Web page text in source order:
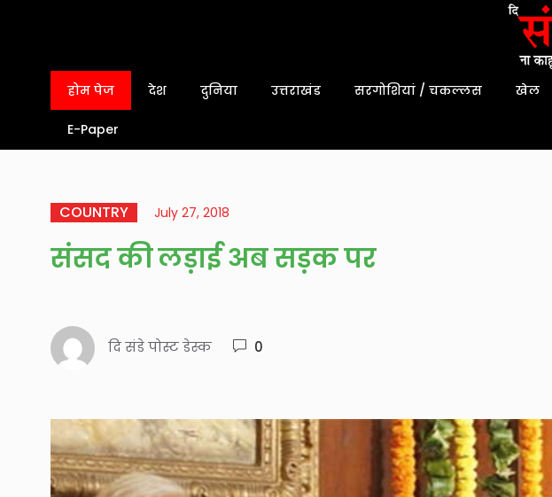
होम पेज देश दुनिया उत्तराखंड सरगोशियां / चकल्लस खेल
E-Paper
COUNTRY July 27, 2018
संसद की लड़ाई अब सड़क पर
दि संडे पोस्ट डेस्क 0